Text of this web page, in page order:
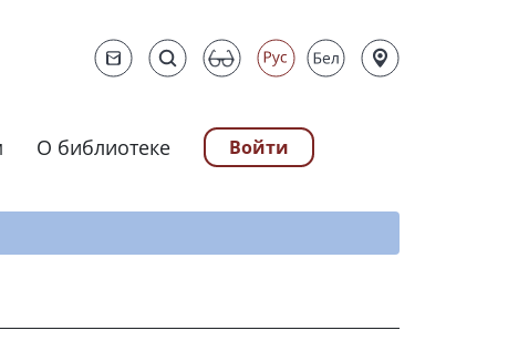
О библиотеке Войти